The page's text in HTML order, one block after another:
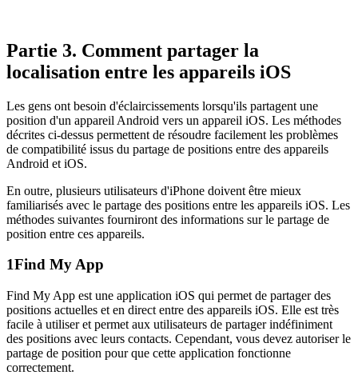
Partie 3. Comment partager la
localisation entre les appareils iOS
Les gens ont besoin d'éclaircissements lorsqu'ils partagent une
position d'un appareil Android vers un appareil iOS. Les méthodes
décrites ci-dessus permettent de résoudre facilement les problèmes
de compatibilité issus du partage de positions entre des appareils
Android et iOS.
En outre, plusieurs utilisateurs d'iPhone doivent être mieux
familiarisés avec le partage des positions entre les appareils iOS. Les
méthodes suivantes fourniront des informations sur le partage de
position entre ces appareils.
1Find My App
Find My App est une application iOS qui permet de partager des
positions actuelles et en direct entre des appareils iOS. Elle est très
facile à utiliser et permet aux utilisateurs de partager indéfiniment
des positions avec leurs contacts. Cependant, vous devez autoriser le
partage de position pour que cette application fonctionne
correctement.